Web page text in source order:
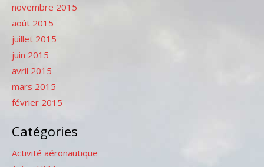
novembre 2015
août 2015
juillet 2015
juin 2015
avril 2015
mars 2015
février 2015
Catégories
Activité aéronautique